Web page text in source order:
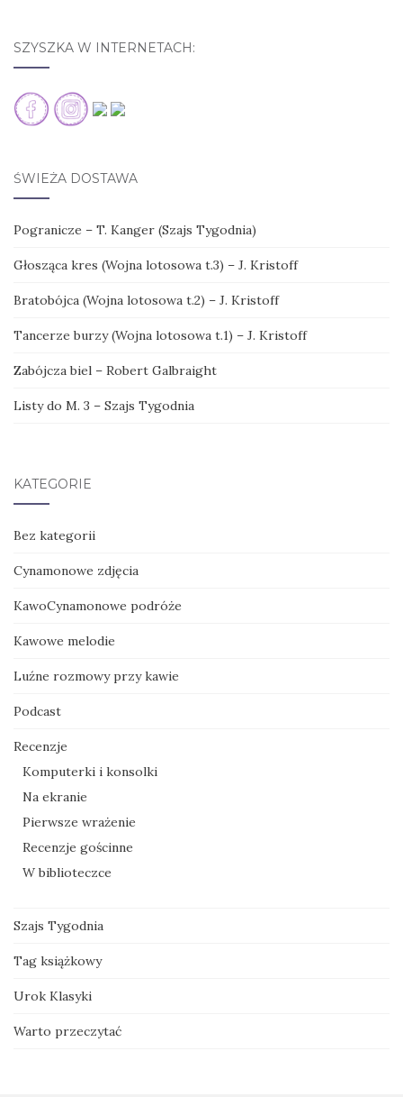
SZYSZKA W INTERNETACH:
ŚWIEŻA DOSTAWA
Pogranicze – T. Kanger (Szajs Tygodnia)
Głosząca kres (Wojna lotosowa t.3) – J. Kristoff
Bratobójca (Wojna lotosowa t.2) – J. Kristoff
Tancerze burzy (Wojna lotosowa t.1) – J. Kristoff
Zabójcza biel – Robert Galbraight
Listy do M. 3 – Szajs Tygodnia
KATEGORIE
Bez kategorii
Cynamonowe zdjęcia
KawoCynamonowe podróże
Kawowe melodie
Luźne rozmowy przy kawie
Podcast
Recenzje
Komputerki i konsolki
Na ekranie
Pierwsze wrażenie
Recenzje gościnne
W biblioteczce
Szajs Tygodnia
Tag książkowy
Urok Klasyki
Warto przeczytać